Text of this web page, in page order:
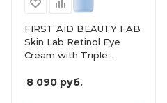
FIRST AID BEAUTY FAB
Skin Lab Retinol Eye
Cream with Triple
8 090руб.